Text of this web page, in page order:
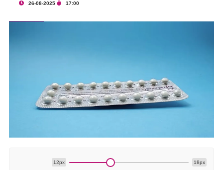
26-08-2025 17:00
12px 18px